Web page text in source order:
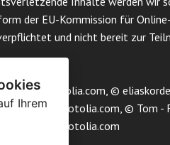
Ihrem
der EU-Kommission für
und nicht bereit zur
- Fotolia.com, ©
- Fotolia.com, © Tom
- Fotolia.com